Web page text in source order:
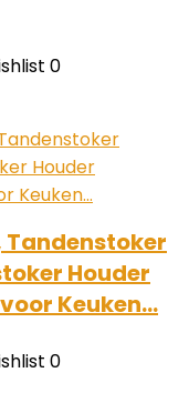
0
Tandenstoker
Houder
Keuken…
0